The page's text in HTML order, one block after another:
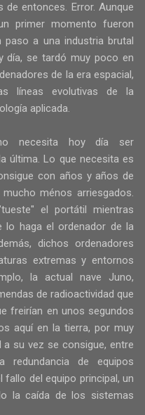
entonces. Error. Aunque
primer momento fueron
paso a una industria brutal
día, se tardó muy poco en
de la era espacial,
líneas evolutivas de la
aplicada.
necesita hoy día ser
última. Lo que necesita es
con años y años de
ménos arriesgados.
el portátil mientras
haga el ordenador de la
dichos ordenadores
extremas y entornos
la actual nave Juno,
de radioactividad que
freirían en unos segundos
aquí en la tierra, por muy
su vez se consigue, entre
de equipos
del equipo principal, un
la caída de los sistemas